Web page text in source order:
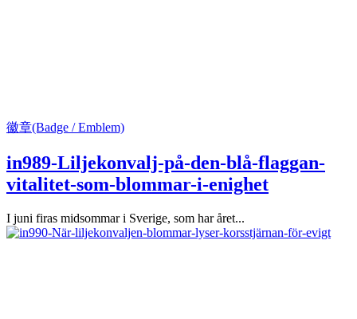
徽章(Badge / Emblem)
in989-Liljekonvalj-på-den-blå-flaggan-
vitalitet-som-blommar-i-enighet
I juni firas midsommar i Sverige, som har året...